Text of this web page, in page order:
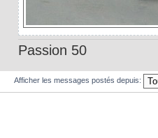
Passion 50
Afficher les messages postés depuis: